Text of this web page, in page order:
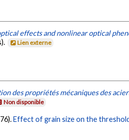
effects and nonlinear optical
Lien externe
des propriétés mécaniques des
Non disponible
Effect of grain size on the